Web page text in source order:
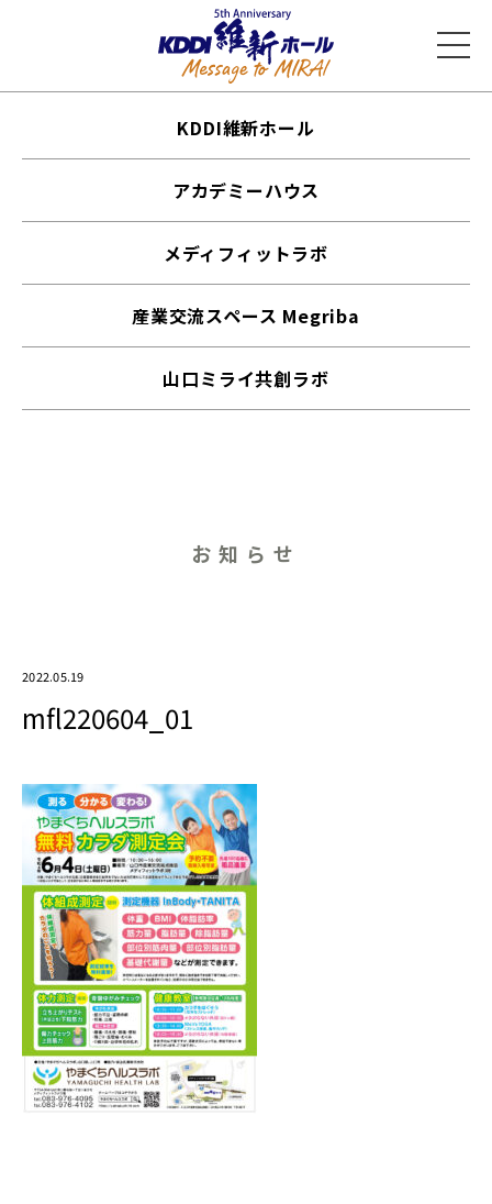
KDDI維新ホール
アカデミーハウス
メディフィットラボ
産業交流スペース Megriba
山口ミライ共創ラボ
お知らせ
2022.05.19
mfl220604_01